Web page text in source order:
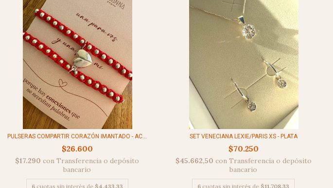
PULSERAS COMPARTIR CORAZÓN IMANTADO - AC...
$26.600
$17.290con Transferencia o depósito
bancario
6 cuotas sin interés de $4.433,33
SET VENECIANA LEXIE/PARIS XS - PLATA
$70.250
$45.662,50 con Transferencia o depósito
bancario
6 cuotas sin interés de $11.708,33